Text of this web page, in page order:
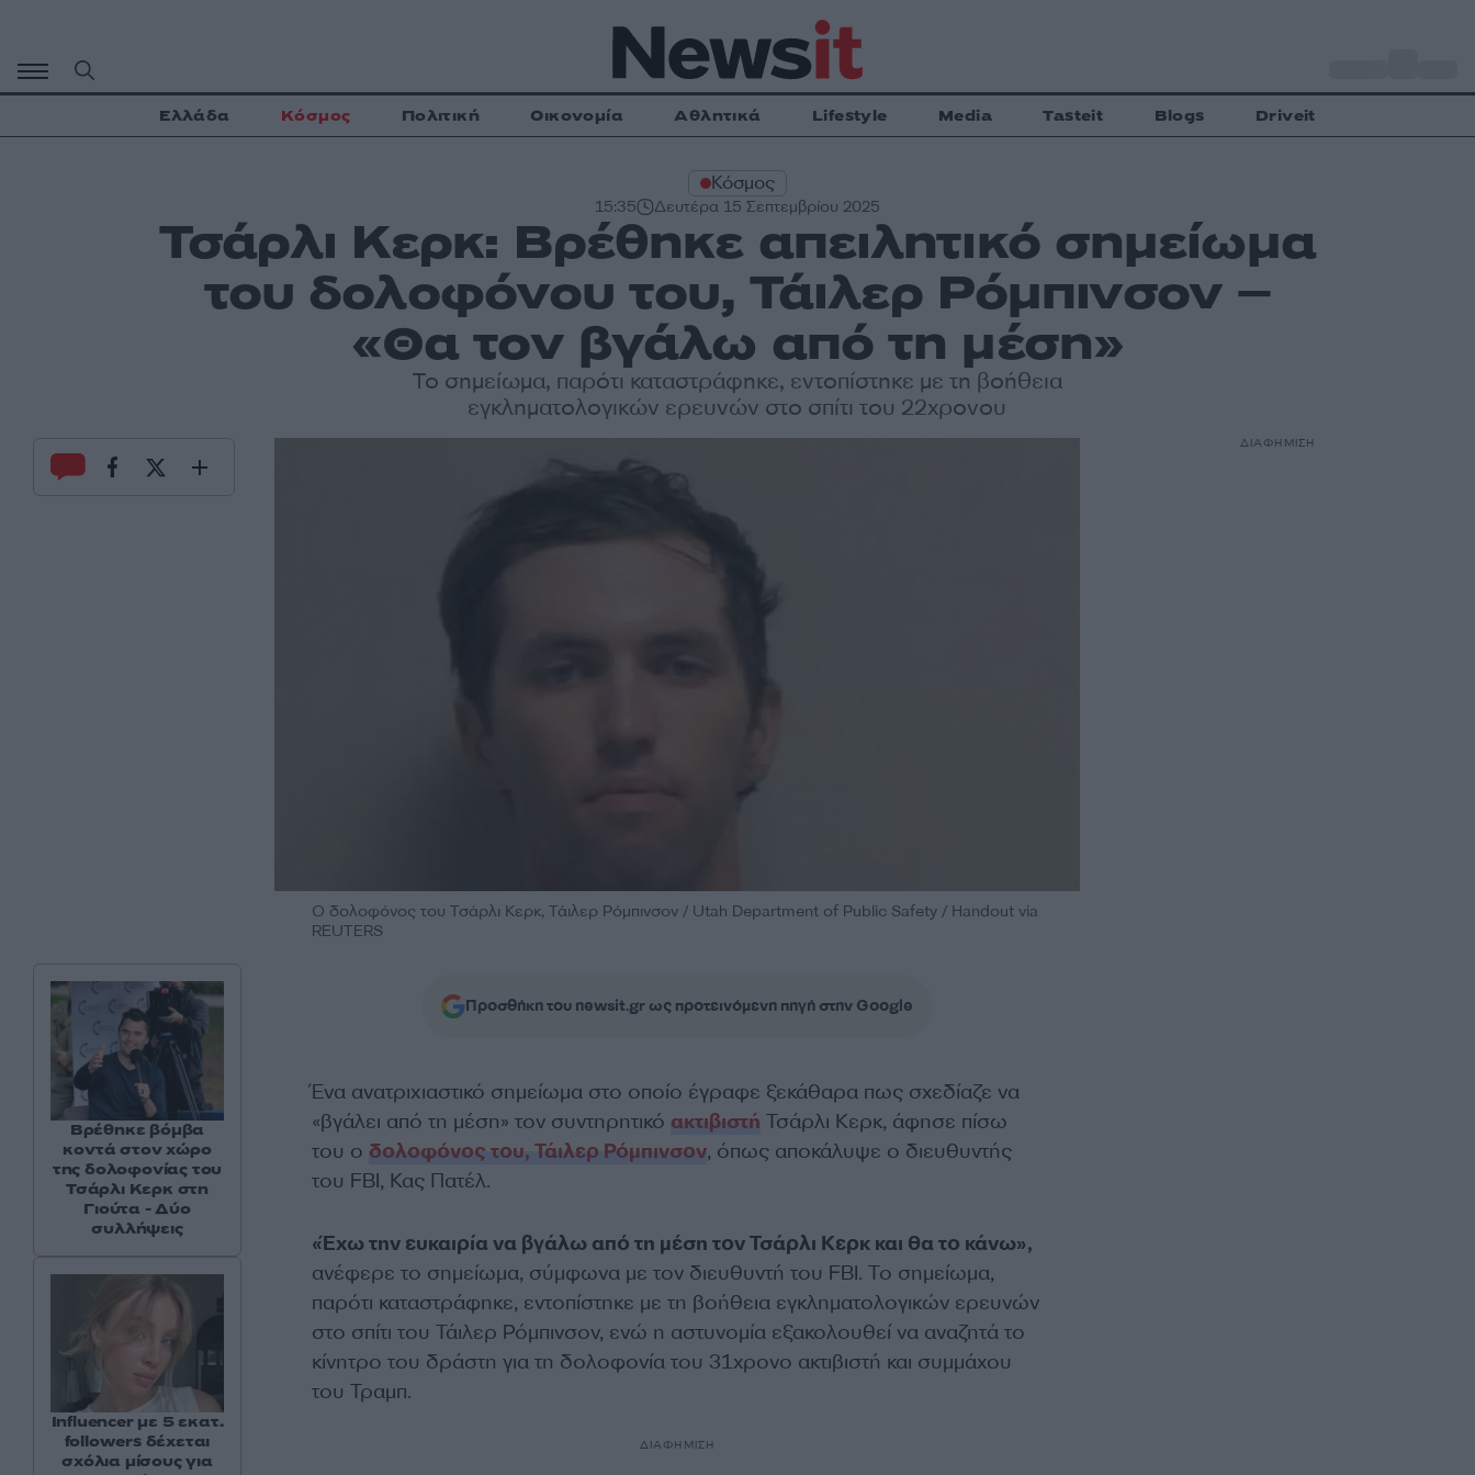
περιεχόμενο
Ελλάδα Κόσμος Πολιτική Οικονομία Αθλητικά Lifestyle Media Tasteit Blogs Driveit
Κόσμος
15:35 Δευτέρα 15 Σεπτεμβρίου 2025
Τσάρλι Κερκ: Βρέθηκε απειλητικό σημείωμα
του δολοφόνου του, Τάιλερ Ρόμπινσον –
«Θα τον βγάλω από τη μέση»
Το σημείωμα, παρότι καταστράφηκε, εντοπίστηκε με τη βοήθεια
εγκληματολογικών ερευνών στο σπίτι του 22χρονου
Ο δολοφόνος του Τσάρλι Κερκ, Τάιλερ Ρόμπινσον / Utah Department of Public Safety / Handout via
REUTERS
Προσθήκη του newsit.gr ως προτεινόμενη πηγή στην Google
Ένα ανατριχιαστικό σημείωμα στο οποίο έγραφε ξεκάθαρα πως σχεδίαζε να
«βγάλει από τη μέση» τον συντηρητικό ακτιβιστή Τσάρλι Κερκ, άφησε πίσω
του ο δολοφόνος του, Τάιλερ Ρόμπινσον, όπως αποκάλυψε ο διευθυντής
του FBI, Κας Πατέλ.
«Έχω την ευκαιρία να βγάλω από τη μέση τον Τσάρλι Κερκ και θα το κάνω»,
ανέφερε το σημείωμα, σύμφωνα με τον διευθυντή του FBI. Το σημείωμα,
παρότι καταστράφηκε, εντοπίστηκε με τη βοήθεια εγκληματολογικών ερευνών
στο σπίτι του Τάιλερ Ρόμπινσον, ενώ η αστυνομία εξακολουθεί να αναζητά το
κίνητρο του δράστη για τη δολοφονία του 31χρονο ακτιβιστή και συμμάχου
του Τραμπ.
ΔΙΑΦΗΜΙΣΗ
Βρέθηκε βόμβα
κοντά στον χώρο
της δολοφονίας του
Τσάρλι Κερκ στη
Γιούτα - Δύο
συλλήψεις
Influencer με 5 εκατ.
followers δέχεται
σχόλια μίσους για
ΔΙΑΦΗΜΙΣΗ